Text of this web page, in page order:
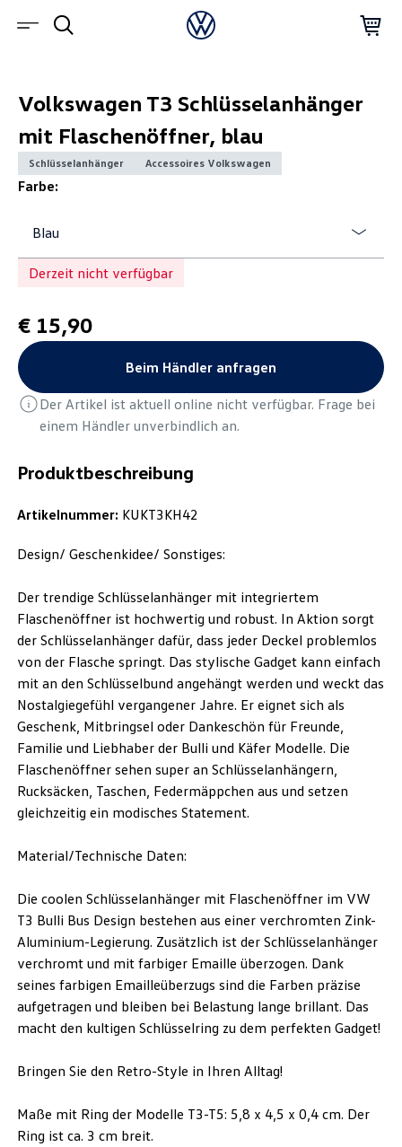
Produktbeschreibung
Artikelnummer: KUKT3KH42
Design/ Geschenkidee/ Sonstiges:
Der trendige Schlüsselanhänger mit integriertem
Flaschenöffner ist hochwertig und robust. In Aktion sorgt
der Schlüsselanhänger dafür, dass jeder Deckel problemlos
von der Flasche springt. Das stylische Gadget kann einfach
mit an den Schlüsselbund angehängt werden und weckt das
Nostalgiegefühl vergangener Jahre. Er eignet sich als
Geschenk, Mitbringsel oder Dankeschön für Freunde,
Familie und Liebhaber der Bulli und Käfer Modelle. Die
Flaschenöffner sehen super an Schlüsselanhängern,
Rucksäcken, Taschen, Federmäppchen aus und setzen
gleichzeitig ein modisches Statement.
Material/Technische Daten:
Die coolen Schlüsselanhänger mit Flaschenöffner im VW
T3 Bulli Bus Design bestehen aus einer verchromten Zink-
Aluminium-Legierung. Zusätzlich ist der Schlüsselanhänger
verchromt und mit farbiger Emaille überzogen. Dank
seines farbigen Emailleüberzugs sind die Farben präzise
aufgetragen und bleiben bei Belastung lange brillant. Das
macht den kultigen Schlüsselring zu dem perfekten Gadget!
Bringen Sie den Retro-Style in Ihren Alltag!
Maße mit Ring der Modelle T3-T5: 5,8 x 4,5 x 0,4 cm. Der
Ring ist ca. 3 cm breit.
Volkswagen T3 Schlüsselanhänger
mit Flaschenöffner, blau
Schlüsselanhänger Accessoires Volkswagen
Farbe:
Blau
Derzeit nicht verfügbar
€ 15,90
Beim Händler anfragen
Der Artikel ist aktuell online nicht verfügbar. Frage bei
einem Händler unverbindlich an.